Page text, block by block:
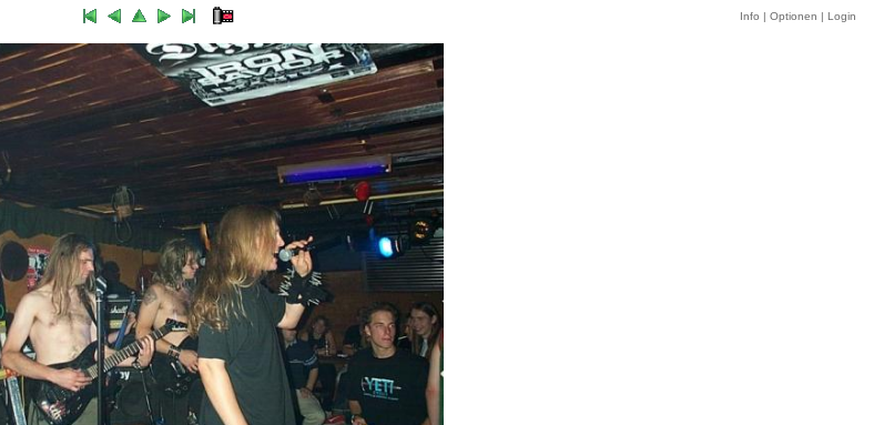
Info | Optionen | Login